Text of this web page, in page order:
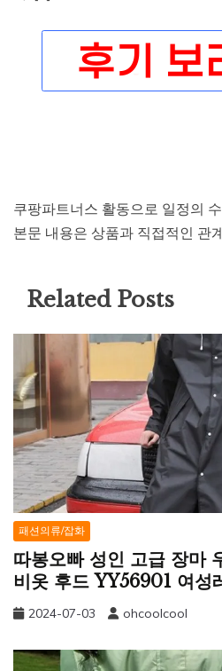
쿠팡파트너스 활동으로 일정의
본문 내용은 상품과 직접적인 관
Related Posts
패션의류/잡화
따봉오빠 성인 고급 장마
비옷 후드 YY56901 여성
2024-07-03 ohcoolcool